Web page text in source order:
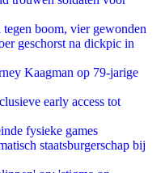
boom, vier gewonden
geschorst na dickpic in
Kaagman op 79-jarige
early access tot
fysieke games
staatsburgerschap bij